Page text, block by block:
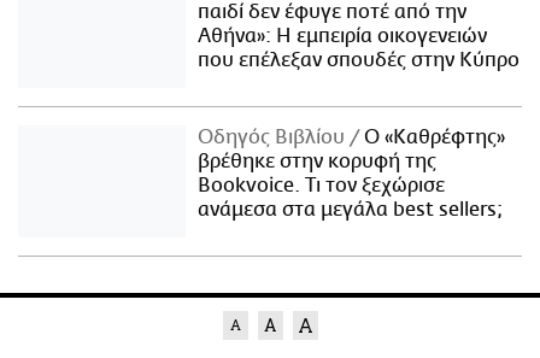
παιδί δεν έφυγε ποτέ από την
Αθήνα»: Η εμπειρία οικογενειών
που επέλεξαν σπουδές στην Κύπρο
Οδηγός Βιβλίου
Ο «Καθρέφτης»
βρέθηκε στην κορυφή της
Bookvoice. Τι τον ξεχώρισε
ανάμεσα στα μεγάλα best sellers;